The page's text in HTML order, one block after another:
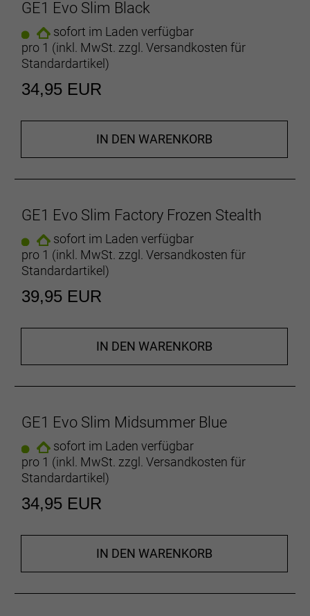
gefräst
GE1 Evo Slim Black
sofort im Laden verfügbar
pro 1 (inkl. MwSt. zzgl. Versandkosten für
Standardartikel)
34,95 EUR
IN DEN WARENKORB
GE1 Evo Slim Factory Frozen Stealth
sofort im Laden verfügbar
pro 1 (inkl. MwSt. zzgl. Versandkosten für
Standardartikel)
39,95 EUR
IN DEN WARENKORB
GE1 Evo Slim Midsummer Blue
sofort im Laden verfügbar
pro 1 (inkl. MwSt. zzgl. Versandkosten für
Standardartikel)
34,95 EUR
IN DEN WARENKORB